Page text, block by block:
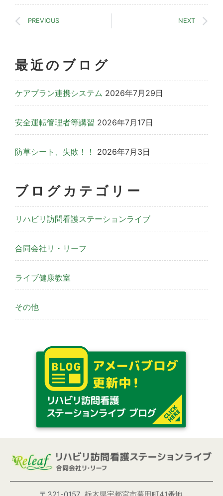
PREVIOUS NEXT
最近のブログ
ケアプラン連携システム 2026年7月29日
安全運転管理者等講習 2026年7月17日
防草シート、失敗！！ 2026年7月3日
ブログカテゴリー
リハビリ訪問看護ステーションライブ
合同会社リ・リーフ
ライブ健康教室
その他
〒321-0157栃木県宇都宮市幕田町41番地